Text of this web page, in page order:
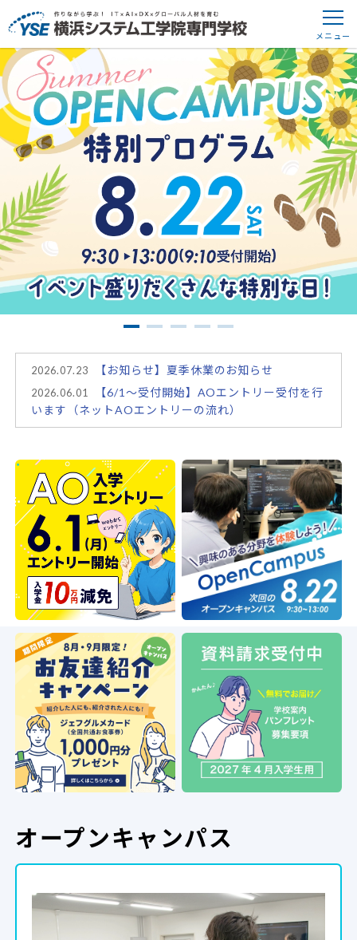
2026.07.23 【お知らせ】夏季休業のお知らせ
2026.06.01
【6/1～受付開始】AOエントリー受付を行
います（ネットAOエントリーの流れ）
オープンキャンパス